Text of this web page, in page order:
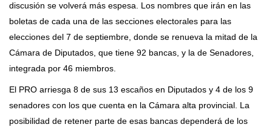
discusión se volverá más espesa. Los nombres que irán en las
boletas de cada una de las secciones electorales para las
elecciones del 7 de septiembre, donde se renueva la mitad de la
Cámara de Diputados, que tiene 92 bancas, y la de Senadores,
integrada por 46 miembros.
El PRO arriesga 8 de sus 13 escaños en Diputados y 4 de los 9
senadores con los que cuenta en la Cámara alta provincial. La
posibilidad de retener parte de esas bancas dependerá de los